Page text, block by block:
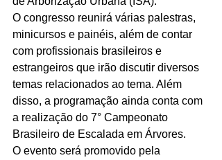
O congresso reunirá várias palestras,
minicursos e painéis, além de contar
com profissionais brasileiros e
estrangeiros que irão discutir diversos
temas relacionados ao tema. Além
disso, a programação ainda conta com
a realização do 7° Campeonato
Brasileiro de Escalada em Árvores.
O evento será promovido pela